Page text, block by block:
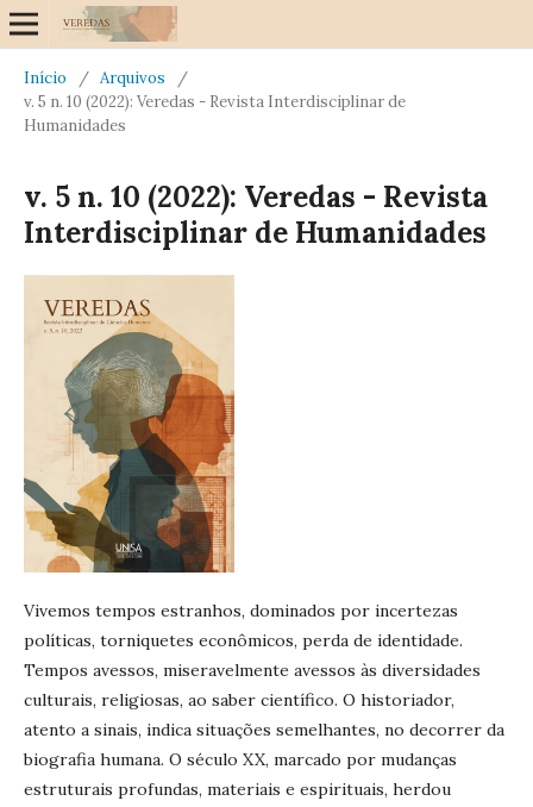
Início / Arquivos
/
v. 5 n. 10 (2022): Veredas - Revista Interdisciplinar de
Humanidades
v. 5 n. 10 (2022): Veredas - Revista
Interdisciplinar de Humanidades
Vivemos tempos estranhos, dominados por incertezas
políticas, torniquetes econômicos, perda de identidade.
Tempos avessos, miseravelmente avessos às diversidades
culturais, religiosas, ao saber científico. O historiador,
atento a sinais, indica situações semelhantes, no decorrer da
biografia humana. O século XX, marcado por mudanças
estruturais profundas, materiais e espirituais, herdou